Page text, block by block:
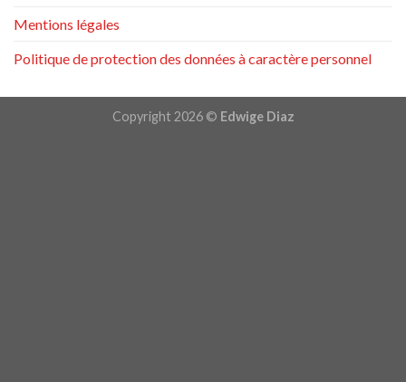
Mentions légales
Politique de protection des données à caractère personnel
Copyright 2026 © Edwige Diaz